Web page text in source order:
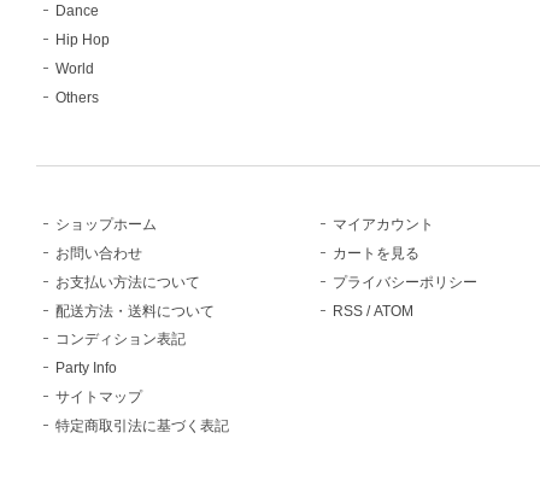
Dance
Hip Hop
World
Others
ショップホーム
お問い合わせ
お支払い方法について
配送方法・送料について
コンディション表記
Party Info
サイトマップ
特定商取引法に基づく表記
マイアカウント
カートを見る
プライバシーポリシー
RSS /ATOM